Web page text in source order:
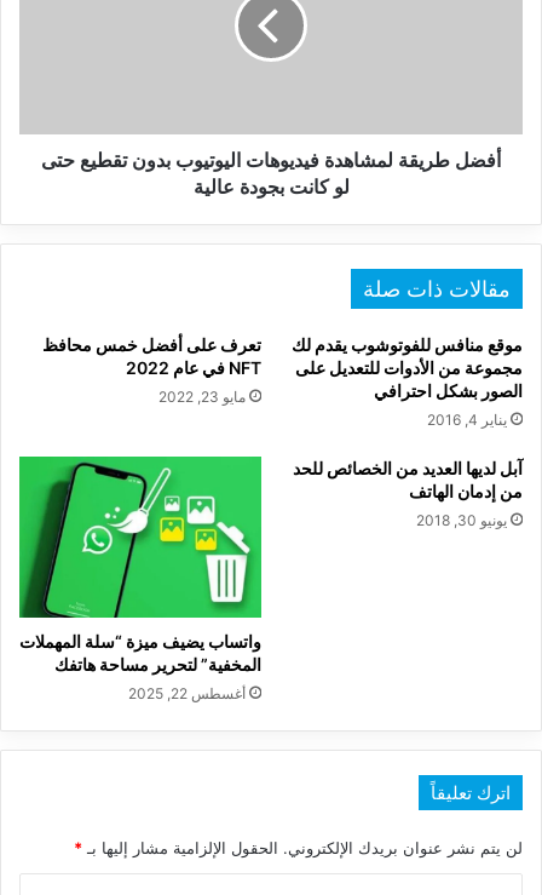
لو
كانتأفضل طريقة لمشاهدة فيديوهات اليوتيوب بدون تقطيع حتى
لو كانت بجودة عالية
مقالات ذات صلة
موقع منافس للفوتوشوب يقدم لك
مجموعة من الأدوات للتعديل على
الصور بشكل احترافي
يناير 4, 2016
تعرف على أفضل خمس محافظ
NFT في عام 2022
مايو 23, 2022
آبل لديها العديد من الخصائص للحد
من إدمان الهاتف
يونيو 30, 2018
واتساب يضيف ميزة “سلة المهملات
المخفية” لتحرير مساحة هاتفك
أغسطس 22, 2025
اترك تعليقاً
لن يتم نشر عنوان بريدك الإلكتروني. الحقول الإلزامية مشار إليها بـ *